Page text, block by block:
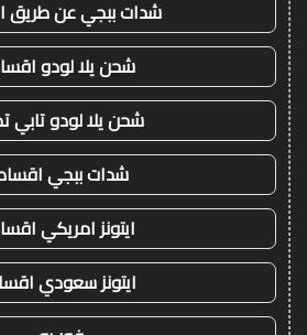
شدات ببجي عن طريق
شحن يلا لودو
شحن يلا لودو تابي
شدات ببجي
ايتونز امريكي
ايتونز سعودي